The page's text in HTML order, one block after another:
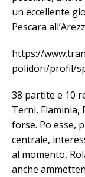
un eccellente
Pescara
https://
polidori/profil/
38 partite e 10
Terni, Flaminia,
forse. Po esse,
centrale,
al momento,
anche